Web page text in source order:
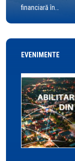
financiară în…
EVENIMENTE